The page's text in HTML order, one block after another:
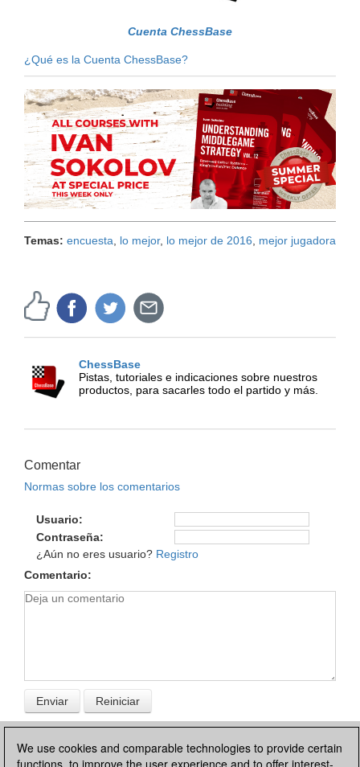
Cuenta ChessBase
¿Qué es la Cuenta ChessBase?
Temas: encuesta, lo mejor, lo mejor de 2016, mejor jugadora
ChessBase
Pistas, tutoriales e indicaciones sobre nuestros
productos, para sacarles todo el partido y más.
Comentar
Normas sobre los comentarios
Usuario
Contraseña
¿Aún no eres usuario? Registro
Comentario
We use cookies and comparable technologies to provide certain
functions, to improve the user experience and to offer interest-